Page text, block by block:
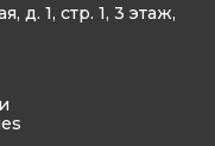
д. 1, стр. 1, 3 этаж,